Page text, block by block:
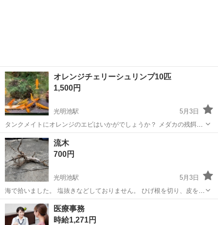
オレンジチェリーシュリンプ10匹
1,500円
光明池駅
5月3日
タンクメイトにオレンジのエビはいかがでしょうか？ メダカの残餌の
処理やコケの予防に活躍してくれます。 サイズは1cm~2cmほどで
す。 受け渡し場所は 光明池周辺のコンビニを 予定しています。 魚用
袋でお渡ししますので 手ぶ...
大阪 和泉市 光明池駅
オレンジチェリーシュリンプ
流木
700円
光明池駅
5月3日
海で拾いました。 塩抜きなどしておりません。 ひげ根を切り、皮を剥
いだらいい流木になると思います。
大阪 堺市 光明池駅
医療事務
時給1,271円